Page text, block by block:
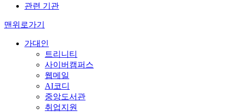
관련 기관
맨위로가기
가대인
트리니티
사이버캠퍼스
웹메일
AI코디
중앙도서관
취업지원